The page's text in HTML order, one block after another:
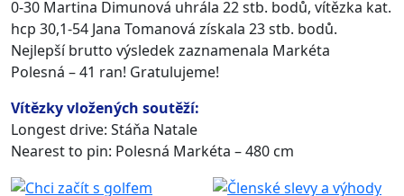
0-30 Martina Dimunová uhrála 22 stb. bodů, vítězka kat.
hcp 30,1-54 Jana Tomanová získala 23 stb. bodů.
Nejlepší brutto výsledek zaznamenala Markéta
Polesná – 41 ran! Gratulujeme!
Vítězky vložených soutěží:
Longest drive: Stáňa Natale
Nearest to pin: Polesná Markéta – 480 cm